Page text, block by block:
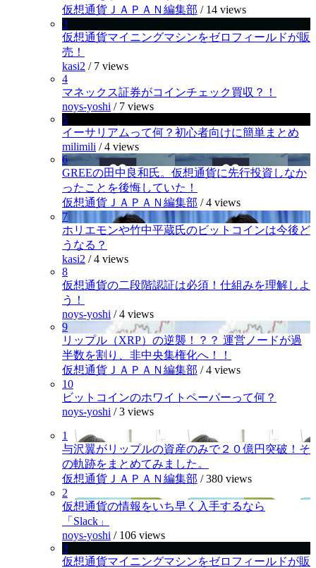
仮想通貨ＪＡＰＡＮ編集部 / 14 views
3
仮想通貨マイニングマシンをゼロフィールドが販
売！
kasi2 / 7 views
4
マネックス証券がコインチェック買収？！
noys-yoshi / 7 views
5
イーサリアムって何？初心者向けに簡単まとめ
milimili /4 views
6
GREEの田中良和氏。仮想通貨に先行投資しなか
ったことを後悔していた！
仮想通貨ＪＡＰＡＮ編集部 /4 views
7
ホリエモンや竹中平蔵氏のビットコインは今後ど
うなる？
kasi2 /4 views
8
仮想通貨の二段階認証は必須！仕組みを理解しよ
う！
noys-yoshi /4 views
9
リップル（XRP）の逆襲！？？ 運営ノードが過
半数を割り、非中央集権化へ！！
仮想通貨ＪＡＰＡＮ編集部 /4 views
10
ビットコインのホワイトペーパーって何？
noys-yoshi /3 views
1
与沢翼がリップルの資産のみで２０億円突破！そ
の軌跡をまとめてみました。
仮想通貨ＪＡＰＡＮ編集部 /380 views
2
仮想通貨の情報をいち早く入手するなら
「Slack」
noys-yoshi / 106 views
3
仮想通貨マイニングマシンをゼロフィールドが販